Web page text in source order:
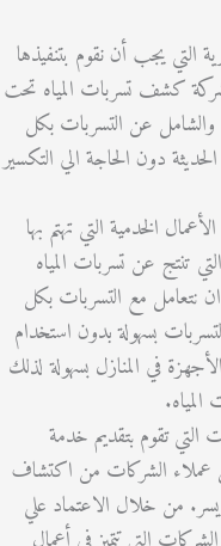
يجب أن نقوم بتنفيذها
تسربات المياه تحت
عن التسربات بكل
دون الحاجة الي التكسير
التي تهتم بها
عن تسربات المياه
مع التسربات بكل
بدون استخدام
المنازل بسهولة لذلك
تقوم بتقديم خدمة
الشركات من اكتشاف
خلال الاعتماد علي